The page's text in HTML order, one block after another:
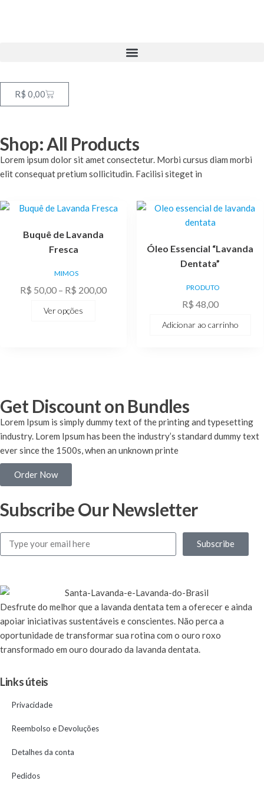
R$ 0,00
Shop: All Products
Lorem ipsum dolor sit amet consectetur. Morbi cursus diam morbi
elit consequat pretium sollicitudin. Facilisi siteget in
Buquê de Lavanda
Fresca
MIMOS
R$ 50,00 – R$ 200,00
Ver opções
Óleo Essencial “Lavanda
Dentata”
PRODUTO
R$ 48,00
Adicionar ao carrinho
Get Discount on Bundles
Lorem Ipsum is simply dummy text of the printing and typesetting
industry. Lorem Ipsum has been the industry’s standard dummy text
ever since the 1500s, when an unknown printe
Order Now
Subscribe Our Newsletter
Subscribe
Desfrutedo melhor que a lavanda dentata tem a oferecer e ainda
apoiar iniciativas sustentáveis e conscientes. Não perca a
oportunidade de transformar sua rotina com o ouro roxo
transformado em ouro dourado da lavanda dentata.
Links úteis
Privacidade
Reembolso e Devoluções
Detalhes da conta
Pedidos